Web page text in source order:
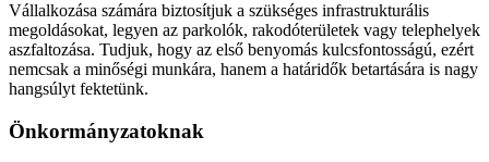
Vállalkozása számára biztosítjuk a szükséges infrastrukturális
megoldásokat, legyen az parkolók, rakodóterületek vagy telephelyek
aszfaltozása. Tudjuk, hogy az első benyomás kulcsfontosságú, ezért
nemcsak a minőségi munkára, hanem a határidők betartására is nagy
hangsúlyt fektetünk.
Önkormányzatoknak